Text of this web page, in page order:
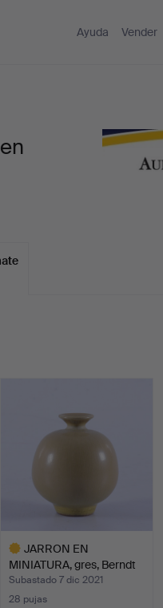
Ayuda Vender
JARRON EN
MINIATURA, gres, Berndt
Friberg,…
Subastado 7 dic 2021
28 pujas